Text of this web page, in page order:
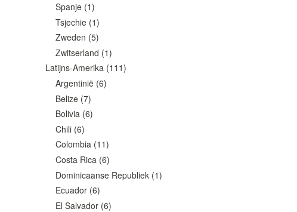
Spanje (1)
Tsjechie (1)
Zweden (5)
Zwitserland (1)
Latijns-Amerika (111)
Argentinië (6)
Belize (7)
Bolivia (6)
Chili (6)
Colombia (11)
Costa Rica (6)
Dominicaanse Republiek (1)
Ecuador (6)
El Salvador (6)